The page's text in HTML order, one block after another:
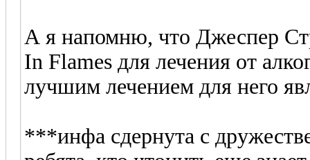
А я напомню, что Джеспер
In Flames для лечения от
лучшим лечением для него
***инфа сдернута с